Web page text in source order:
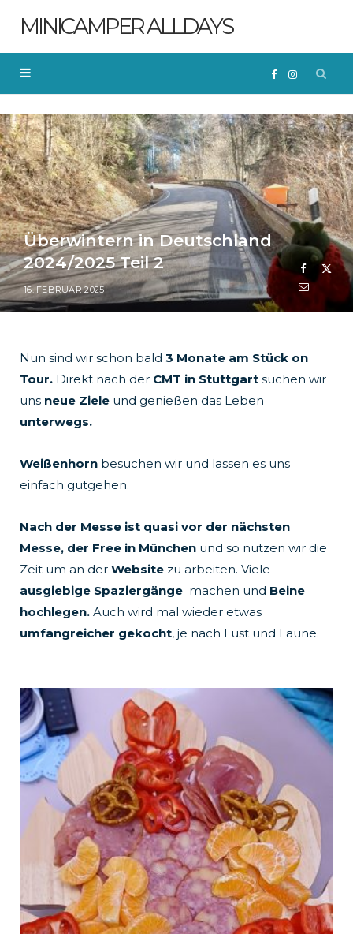
MINICAMPER ALLDAYS
F
a
c
b
k
I
n
s
t
g
a
Überwintern in Deutschland
2024/2025 Teil 2
16. FEBRUAR 2025
Nun sind wir schon bald 3 Monate am Stück on
Tour. Direkt nach der CMT in Stuttgart suchen wir
uns neue Ziele und genießen das Leben
unterwegs.
Weißenhorn besuchen wir und lassen es uns
einfach gutgehen.
Nach der Messe ist quasi vor der nächsten
Messe, der Free in München und so nutzen wir die
Zeit um an der Website zu arbeiten. Viele
ausgiebige Spaziergänge machen und Beine
hochlegen. Auch wird mal wieder etwas
umfangreicher gekocht, je nach Lust und Laune.